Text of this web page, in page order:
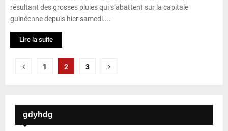
résultant des grosses pluies qui s’abattent sur la capitale
guinéenne depuis hier samedi....
Lire la suite
P
g
i
1 2 3
gdyhdg